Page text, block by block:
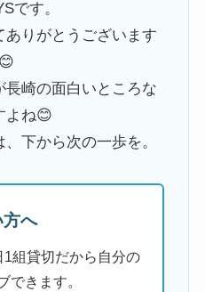
です。
ありがとうございます
😊
長崎の面白いところな
よね😊
下から次の一歩を。
方へ
組貸切だから自分の
できます。